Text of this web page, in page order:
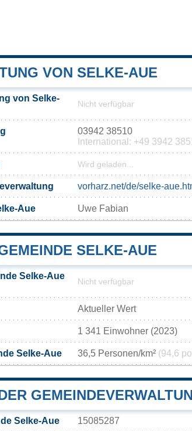
VON SELKE-AUE
von Selke-
Nicht verfügbar
03942 38510
International: +49 3942
Wird geladen...
vorharz.net/de/selke-
Aue Uwe Fabian
SELKE-AUE
Selke-Aue
Nicht verfügbar
Aktueller Wert
1 341 Einwohner (2023)
Selke-Aue 36,5 Personen/km² (94,6
Selke-Aue 15085287